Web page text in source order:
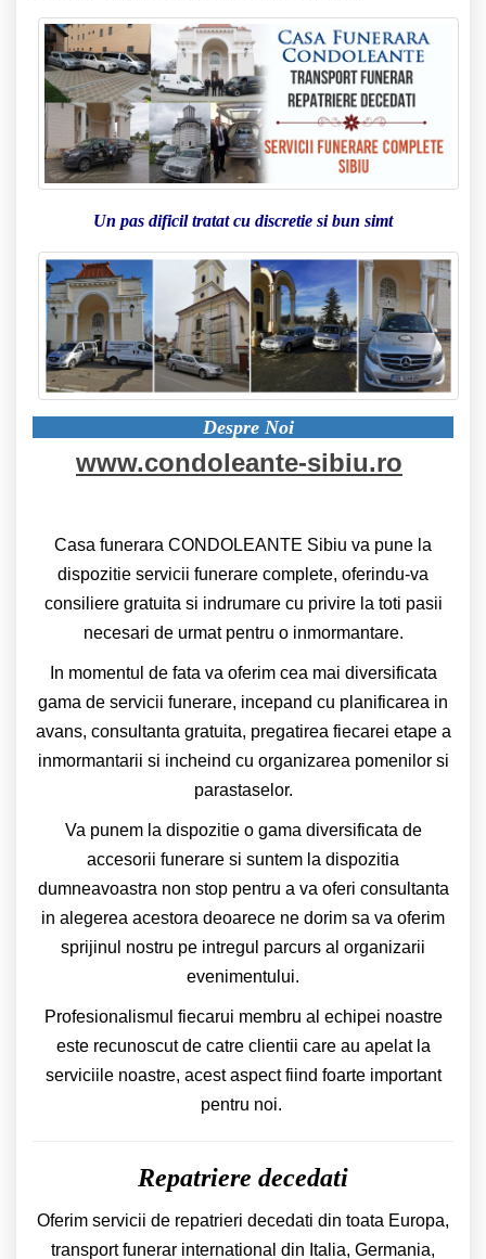
Un pas dificil tratat cu discretie si bun simt
Despre Noi
www.condoleante-sibiu.ro
Casa funerara CONDOLEANTE Sibiu va pune la
dispozitie servicii funerare complete, oferindu-va
consiliere gratuita si indrumare cu privire la toti pasii
necesari de urmat pentru o inmormantare.
In momentul de fata va oferim cea mai diversificata
gama de servicii funerare, incepand cu planificarea in
avans, consultanta gratuita, pregatirea fiecarei etape a
inmormantarii si incheind cu organizarea pomenilor si
parastaselor.
Va punem la dispozitie o gama diversificata de
accesorii funerare si suntem la dispozitia
dumneavoastra non stop pentru a va oferi consultanta
in alegerea acestora deoarece ne dorim sa va oferim
sprijinul nostru pe intregul parcurs al organizarii
evenimentului.
Profesionalismul fiecarui membru al echipei noastre
este recunoscut de catre clientii care au apelat la
serviciile noastre, acest aspect fiind foarte important
pentru noi.
Repatriere decedati
Oferim servicii de repatrieri decedati din toata Europa,
transport funerar international din Italia, Germania,